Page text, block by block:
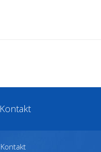
Kontakt
Kontakt